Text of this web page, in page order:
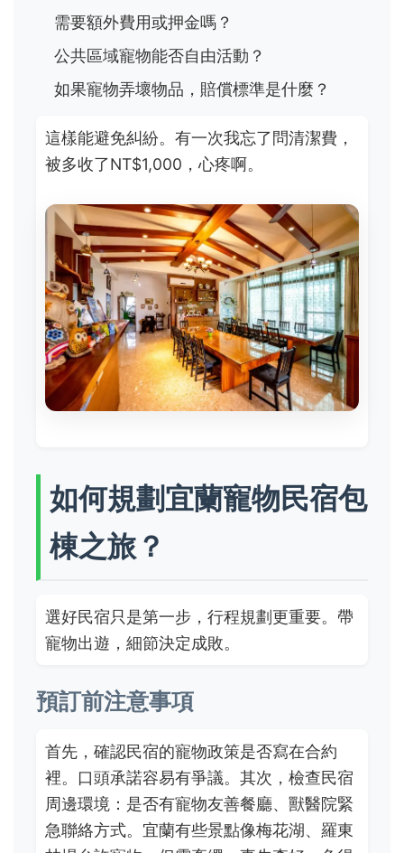
需要額外費用或押金嗎？
公共區域寵物能否自由活動？
如果寵物弄壞物品，賠償標準是什麼？
這樣能避免糾紛。有一次我忘了問清潔費，
被多收了NT$1,000，心疼啊。
如何規劃宜蘭寵物民宿包
棟之旅？
選好民宿只是第一步，行程規劃更重要。帶
寵物出遊，細節決定成敗。
預訂前注意事項
首先，確認民宿的寵物政策是否寫在合約
裡。口頭承諾容易有爭議。其次，檢查民宿
周邊環境：是否有寵物友善餐廳、獸醫院緊
急聯絡方式。宜蘭有些景點像梅花湖、羅東